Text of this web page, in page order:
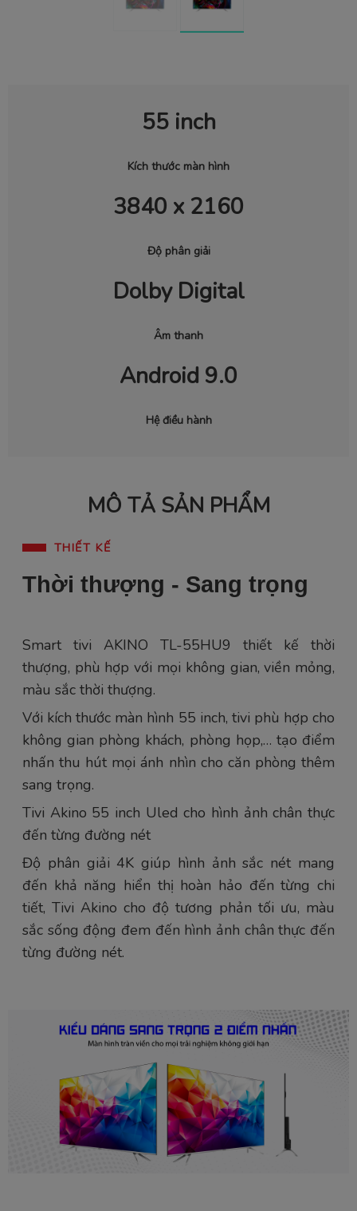
55 inch
Kích thước màn hình
3840 x 2160
Độ phân giải
Dolby Digital
Âm thanh
Android 9.0
Hệ điều hành
MÔ TẢ SẢN PHẨM
THIẾT KẾ
Thời thượng - Sang trọng
Smart tivi AKINO TL-55HU9 thiết kế thời
thượng, phù hợp với mọi không gian, viền mỏng,
màu sắc thời thượng.
Với kích thước màn hình 55 inch, tivi phù hợp cho
không gian phòng khách, phòng họp,… tạo điểm
nhấn thu hút mọi ánh nhìn cho căn phòng thêm
sang trọng.
Tivi Akino 55 inch Uled cho hình ảnh chân thực
đến từng đường nét
Độ phân giải 4K giúp hình ảnh sắc nét mang
đến khả năng hiển thị hoàn hảo đến từng chi
tiết, Tivi Akino cho độ tương phản tối ưu, màu
sắc sống động đem đến hình ảnh chân thực đến
từng đường nét.